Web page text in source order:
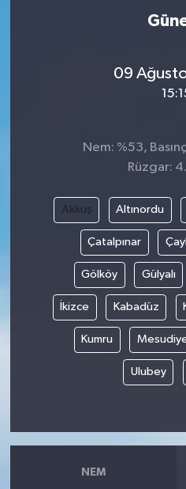
09
Nem: %53,
Rüzgar:
Akkuş Altınordu
Çatalpınar
Gölköy Gülyalı
İkizce Kabadüz
Kumru
Ulubey
NEM